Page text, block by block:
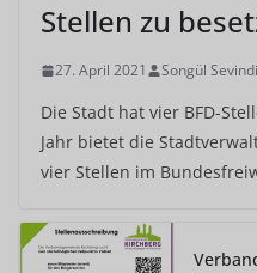
Stellen zu
27. April 2021 Songül
Die Stadt hat vier BFD-
Jahr bietet die
vier Stellen im